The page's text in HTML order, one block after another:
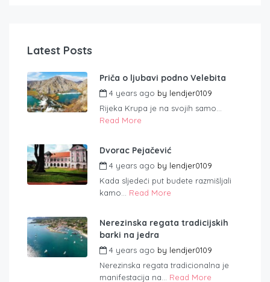
Latest Posts
Priča o ljubavi podno Velebita
4 years ago by lendjer0109
Rijeka Krupa je na svojih samo...
Read More
Dvorac Pejačević
4 years ago by lendjer0109
Kada sljedeći put budete razmišljali
kamo... Read More
Nerezinska regata tradicijskih
barki na jedra
4 years ago by lendjer0109
Nerezinska regata tradicionalna je
manifestacija na... Read More